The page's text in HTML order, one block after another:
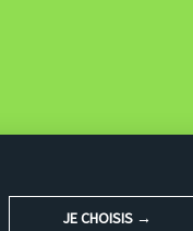
JE CHOISIS →